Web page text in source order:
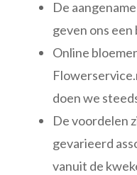
De
geven ons een
Online
doen we
De voordelen
gevarieerd
vanuit de